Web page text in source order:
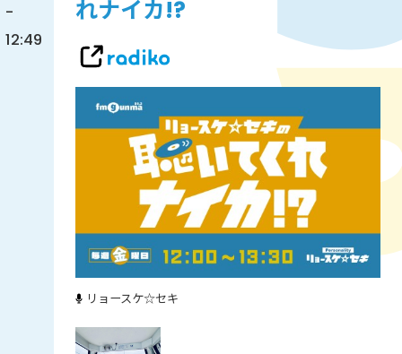
-
12:49
れナイカ!?
リョースケ☆セキ